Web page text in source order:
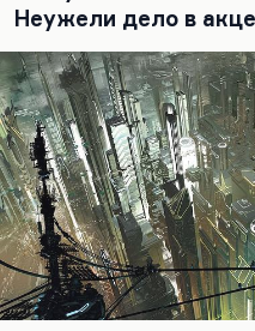
правила; там, где есть
Обратите внимание:
конспирологический
что была большая
терминологии
Неужели дело в